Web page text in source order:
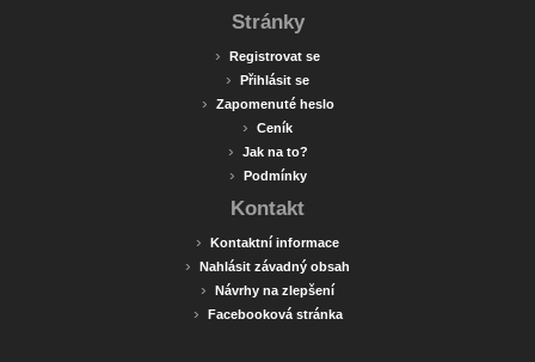
Stránky
› Registrovat se
› Přihlásit se
› Zapomenuté heslo
› Ceník
› Jak na to?
› Podmínky
Kontakt
› Kontaktní informace
› Nahlásit závadný obsah
› Návrhy na zlepšení
› Facebooková stránka